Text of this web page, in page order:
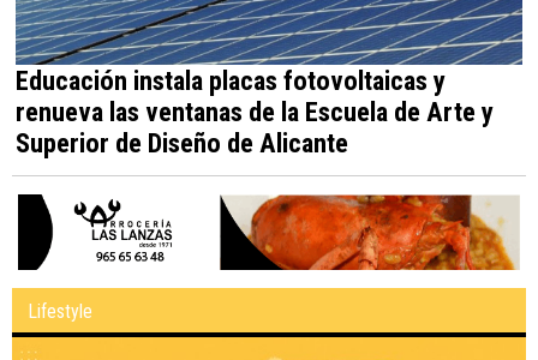
Educación instala placas fotovoltaicas y
renueva las ventanas de la Escuela de Arte y
Superior de Diseño de Alicante
Lifestyle